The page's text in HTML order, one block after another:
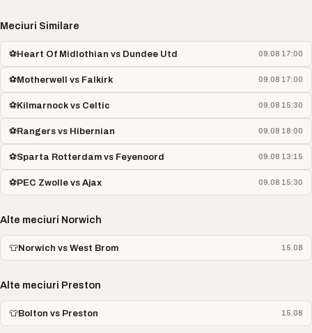
Meciuri Similare
⚽Heart Of Midlothian vs Dundee Utd 09.08 17:00
⚽Motherwell vs Falkirk 09.08 17:00
⚽Kilmarnock vs Celtic 09.08 15:30
⚽Rangers vs Hibernian 09.08 18:00
⚽Sparta Rotterdam vs Feyenoord 09.08 13:15
⚽PEC Zwolle vs Ajax 09.08 15:30
Alte meciuri Norwich
👕Norwich vs West Brom 15.08
Alte meciuri Preston
👕Bolton vs Preston 15.08